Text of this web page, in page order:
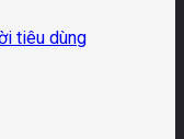
tiêu dùng